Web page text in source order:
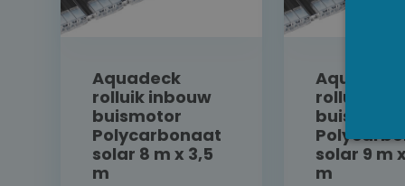
Aquadeck
rolluik inbouw
buismotor
Polycarbonaat
solar 8 m x 3,5
m
Aquadeck
rolluik
buismotor
solar 9 m
m